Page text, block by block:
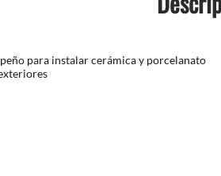
para instalar cerámica y porcelanato